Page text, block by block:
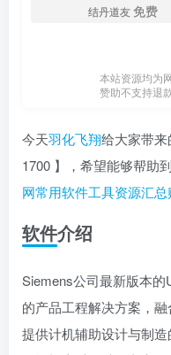
结丹道友免费
本站资源均为
赞助不支持退
今天羽化飞翔给大家带
1700 】，希望能够帮助
网常用软件工具资源汇总
软件介绍
Siemens公司最新版本的
的产品工程解决方案，
提供计机辅助设计与制